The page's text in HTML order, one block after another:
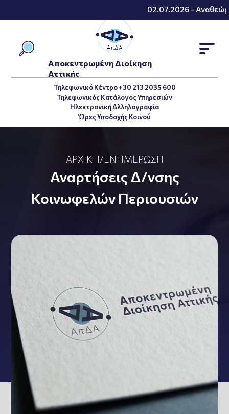
02.07.2026 -
Τηλεφωνικό Κέντρο +30 213 2035 600
Τηλεφωνικός Κατάλογος Υπηρεσιών
Ηλεκτρονική Αλληλογραφία
Ώρες Υποδοχής Κοινού
Αποκεντρωμένη Διοίκηση
Αττικής
ΑΡΧΙΚΉ/ΕΝΗΜΈΡΩΣΗ
Αναρτήσεις Δ/νσης
Κοινωφελών Περιουσιών